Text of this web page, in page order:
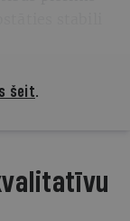
šeit.